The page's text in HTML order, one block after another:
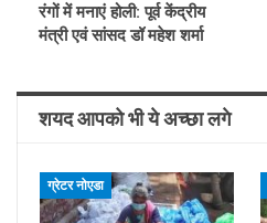
रंगों में मनाएं होली: पूर्व केंद्रीय
मंत्री एवं सांसद डॉ महेश शर्मा
शयद आपको भी ये अच्छा लगे
ग्रेटर नोएडा